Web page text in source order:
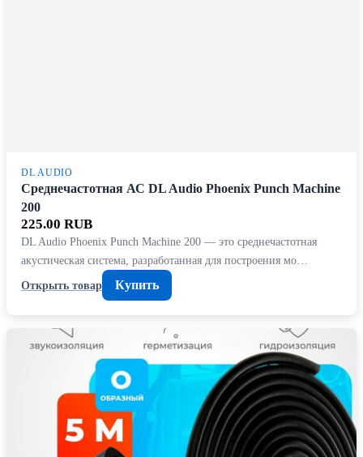
DL AUDIO
Среднечастотная АС DL Audio Phoenix Punch Machine
200
225.00 RUB
DL Audio Phoenix Punch Machine 200 — это среднечастотная
акустическая система, разработанная для построения мо…
Открыть товар
Купить